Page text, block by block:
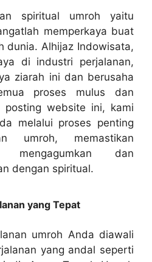
spiritual umroh yaitu
memperkaya buat
dunia. Alhijaz Indowisata,
di industri perjalanan,
ziarah ini dan berusaha
proses mulus dan
posting website ini, kami
melalui proses penting
umroh, memastikan
mengagumkan dan
dengan spiritual.
yang Tepat
umroh Anda diawali
yang andal seperti